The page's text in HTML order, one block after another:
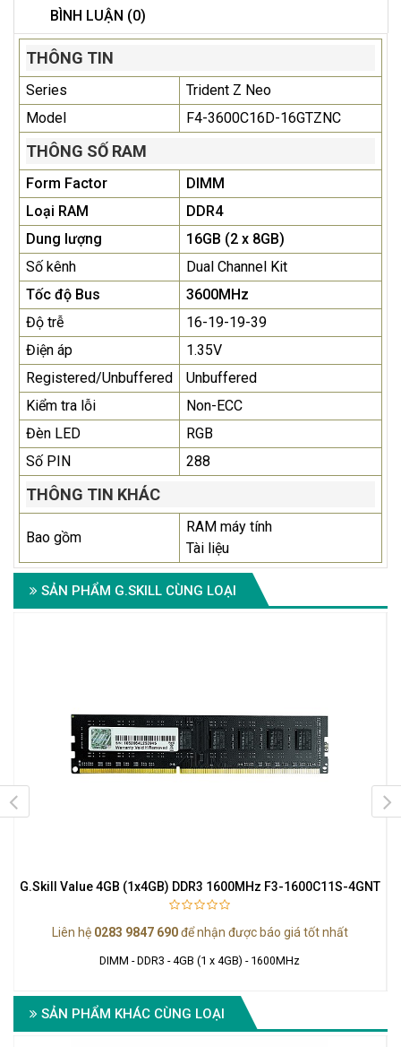
BÌNH LUẬN (0)
THÔNG TIN
Series
Trident Z Neo
Model
F4-3600C16D-16GTZNC
THÔNG SỐ RAM
Form Factor
DIMM
Loại RAM
DDR4
Dung lượng
16GB (2 x 8GB)
Số kênh
Dual Channel Kit
Tốc độ Bus
3600MHz
Độ trễ
16-19-19-39
Điện áp
1.35V
Registered/Unbuffered
Unbuffered
Kiểm tra lỗi
Non-ECC
Đèn LED
RGB
Số PIN
288
THÔNG TIN KHÁC
Bao gồm
RAM máy tính
Tài liệu
SẢN PHẨM G.SKILL CÙNG LOẠI
G.Skill Value 4GB (1x4GB) DDR3 1600MHz F3-1600C11S-4GNT
Liên hệ 0283 9847 690để nhận được báo giá tốt nhất
DIMM - DDR3 - 4GB (1 x 4GB) - 1600MHz
SẢN PHẨM KHÁC CÙNG LOẠI